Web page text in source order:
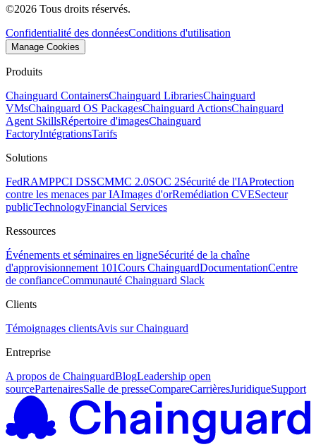
©2026 Tous droits réservés.
Confidentialité des donnéesConditions d'utilisation
Manage Cookies
Produits
Chainguard ContainersChainguard LibrariesChainguard
VMsChainguard OS PackagesChainguard ActionsChainguard
Agent SkillsRépertoire d'imagesChainguard
FactoryIntégrationsTarifs
Solutions
FedRAMPPCI DSSCMMC 2.0SOC 2Sécurité de l'IAProtection
contre les menaces par IAImages d'orRemédiation CVESecteur
publicTechnologyFinancial Services
Ressources
Événements et séminaires en ligneSécurité de la chaîne
d'approvisionnement 101Cours ChainguardDocumentationCentre
de confianceCommunauté Chainguard Slack
Clients
Témoignages clientsAvis sur Chainguard
Entreprise
A propos de ChainguardBlogLeadership open
sourcePartenairesSalle de presseCompareCarrièresJuridiqueSupport